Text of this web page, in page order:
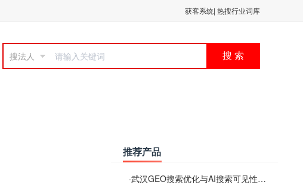
获客系统| 热搜行业词库
搜法人 搜 索
推荐产品
·武汉GEO搜索优化与AI搜索可见性服务